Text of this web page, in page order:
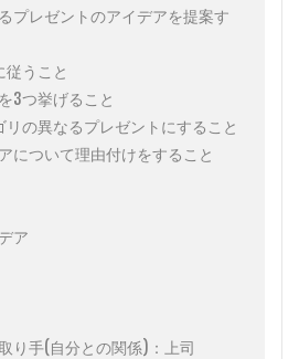
プレゼントのアイデアを提案す
うこと
3つ挙げること
の異なるプレゼントにすること
について理由付けをすること
ア
り手(自分との関係)：上司